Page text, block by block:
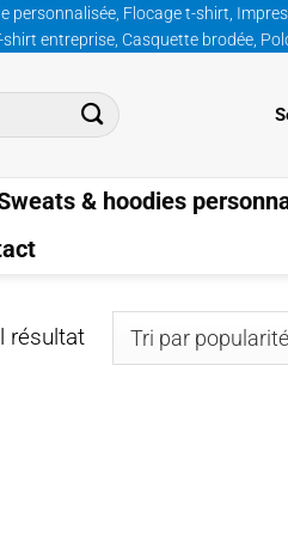
personnalisée, Flocage t-shirt,
entreprise, Casquette brodée,
& hoodies
résultat